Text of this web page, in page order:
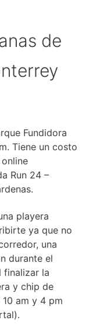
de
Fundidora
Tiene un costo
Run 24 –
playera
ya que no
una
durante el
finalizar la
y chip de
am y 4 pm